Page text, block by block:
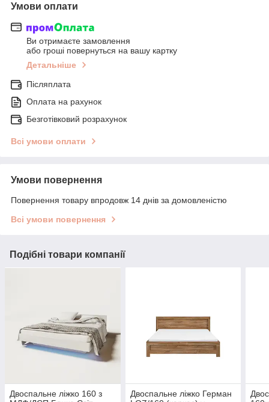
Умови оплати
Ви отримаєте замовлення
або гроші повернуться на вашу картку
Детальніше
Післяплата
Оплата на рахунок
Безготівковий розрахунок
Всі умови оплати
Умови повернення
Повернення товару впродовж 14 днів за домовленістю
Всі умови повернення
Подібні товари компанії
Двоспальне ліжко 160 з
Двоспальне ліжко Герман